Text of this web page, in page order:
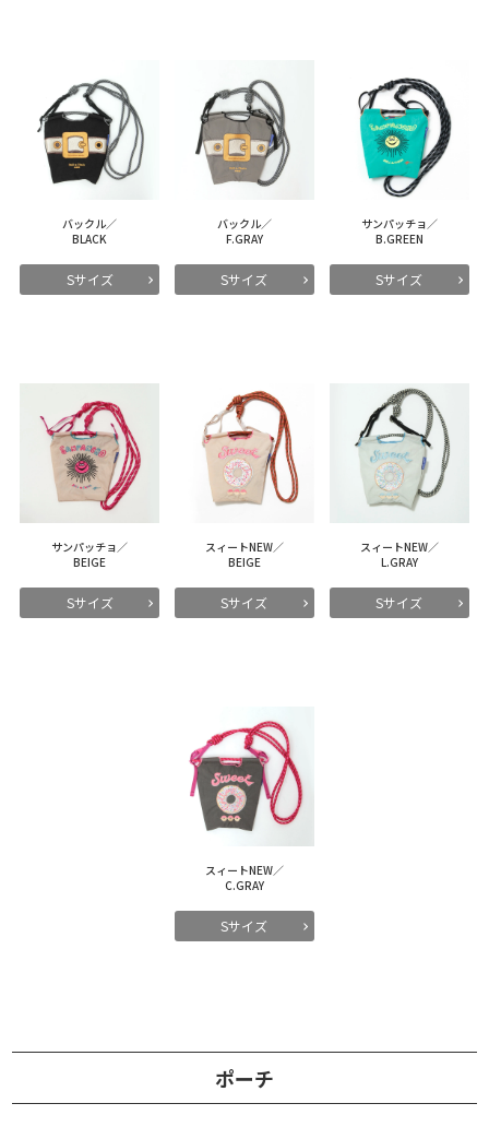
バックル／
BLACK
Sサイズ
バックル／
F.GRAY
Sサイズ
サンパッチョ／
B.GREEN
Sサイズ
サンパッチョ／
BEIGE
Sサイズ
スィートNEW／
BEIGE
Sサイズ
スィートNEW／
L.GRAY
Sサイズ
スィートNEW／
C.GRAY
Sサイズ
ポーチ